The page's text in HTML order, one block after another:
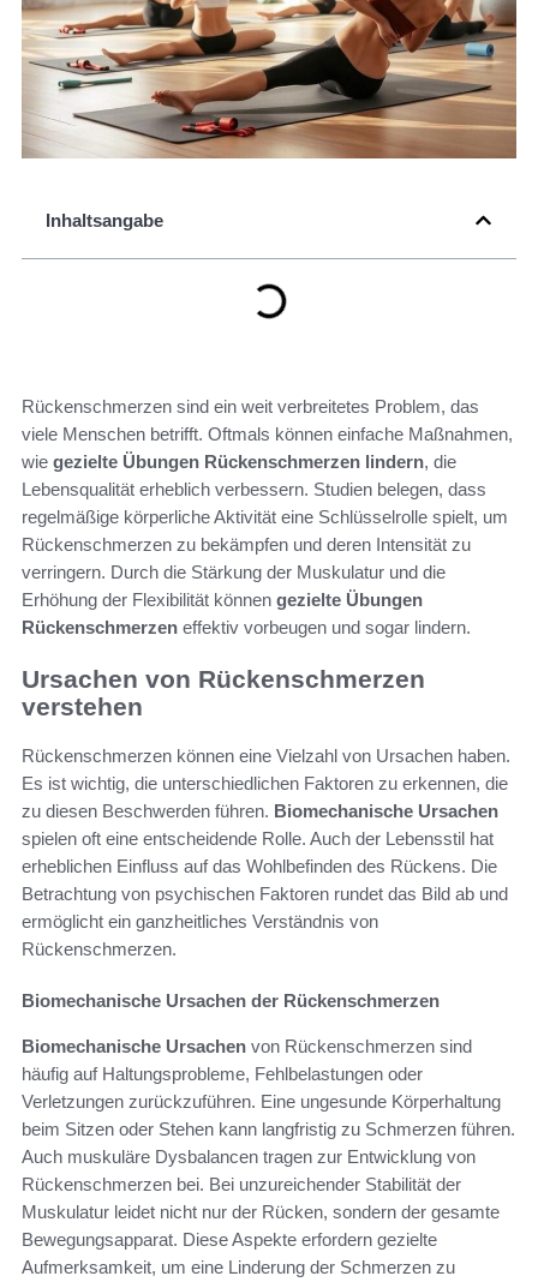
Inhaltsangabe
Rückenschmerzen sind ein weit verbreitetes Problem, das
viele Menschen betrifft. Oftmals können einfache Maßnahmen,
wie gezielte Übungen Rückenschmerzen lindern, die
Lebensqualität erheblich verbessern. Studien belegen, dass
regelmäßige körperliche Aktivität eine Schlüsselrolle spielt, um
Rückenschmerzen zu bekämpfen und deren Intensität zu
verringern. Durch die Stärkung der Muskulatur und die
Erhöhung der Flexibilität können gezielte Übungen
Rückenschmerzen effektiv vorbeugen und sogar lindern.
Ursachen von Rückenschmerzen
verstehen
Rückenschmerzen können eine Vielzahl von Ursachen haben.
Es ist wichtig, die unterschiedlichen Faktoren zu erkennen, die
zu diesen Beschwerden führen. Biomechanische Ursachen
spielen oft eine entscheidende Rolle. Auch der Lebensstil hat
erheblichen Einfluss auf das Wohlbefinden des Rückens. Die
Betrachtung von psychischen Faktoren rundet das Bild ab und
ermöglicht ein ganzheitliches Verständnis von
Rückenschmerzen.
Biomechanische Ursachen der Rückenschmerzen
Biomechanische Ursachen von Rückenschmerzen sind
häufig auf Haltungsprobleme, Fehlbelastungen oder
Verletzungen zurückzuführen. Eine ungesunde Körperhaltung
beim Sitzen oder Stehen kann langfristig zu Schmerzen führen.
Auch muskuläre Dysbalancen tragen zur Entwicklung von
Rückenschmerzen bei. Bei unzureichender Stabilität der
Muskulatur leidet nicht nur der Rücken, sondern der gesamte
Bewegungsapparat. Diese Aspekte erfordern gezielte
Aufmerksamkeit, um eine Linderung der Schmerzen zu